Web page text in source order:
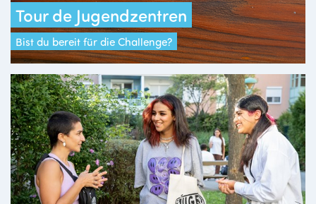
Tour de Jugendzentren
Bist du bereit für die Challenge?